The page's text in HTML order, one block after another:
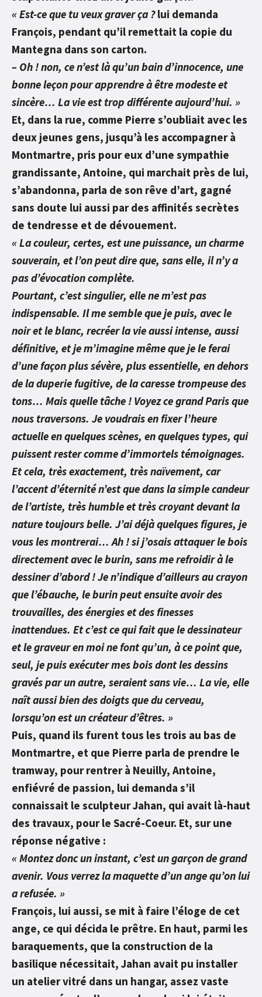
« Est-ce que tu veux graver ça ?lui demanda
François, pendant qu’il remettait la copie du
Mantegna dans son carton.
– Oh ! non, ce n’est là qu’un bain d’innocence, une
bonne leçon pour apprendre à être modeste et
sincère… La vie est trop différente aujourd’hui. »
Et, dans la rue, comme Pierre s’oubliait avec les
deux jeunes gens, jusqu’à les accompagner à
Montmartre, pris pour eux d’une sympathie
grandissante, Antoine, qui marchait près de lui,
s’abandonna, parla de son rêve d’art, gagné
sans doute lui aussi par des affinités secrètes
de tendresse et de dévouement.
« La couleur, certes, est une puissance, un charme
souverain, et l’on peut dire que, sans elle, il n’y a
pas d’évocation complète.
Pourtant, c’est singulier, elle ne m’est pas
indispensable. Il me semble que je puis, avec le
noir et le blanc, recréer la vie aussi intense, aussi
définitive, et je m’imagine même que je le ferai
d’une façon plus sévère, plus essentielle, en dehors
de la duperie fugitive, de la caresse trompeuse des
tons… Mais quelle tâche ! Voyez ce grand Paris que
nous traversons. Je voudrais en fixer l’heure
actuelle en quelques scènes, en quelques types, qui
puissent rester comme d’immortels témoignages.
Et cela, très exactement, très naïvement, car
l’accent d’éternité n’est que dans la simple candeur
de l’artiste, très humble et très croyant devant la
nature toujours belle. J’ai déjà quelques figures, je
vous les montrerai… Ah ! si j’osais attaquer le bois
directement avec le burin, sans me refroidir à le
dessiner d’abord ! Je n’indique d’ailleurs au crayon
que l’ébauche, le burin peut ensuite avoir des
trouvailles, des énergies et des finesses
inattendues. Et c’est ce qui fait que le dessinateur
et le graveur en moi ne font qu’un, à ce point que,
seul, je puis exécuter mes bois dont les dessins
gravés par un autre, seraient sans vie… La vie, elle
naît aussi bien des doigts que du cerveau,
lorsqu’on est un créateur d’êtres. »
Puis, quand ils furent tous les trois au bas de
Montmartre, et que Pierre parla de prendre le
tramway, pour rentrer à Neuilly, Antoine,
enfiévré de passion, lui demanda s’il
connaissait le sculpteur Jahan, qui avait là-haut
des travaux, pour le Sacré-Coeur. Et, sur une
réponse négative :
« Montez donc un instant, c’est un garçon de grand
avenir. Vous verrez la maquette d’un ange qu’on lui
a refusée. »
François, lui aussi, se mit à faire l’éloge de cet
ange, ce qui décida le prêtre. En haut, parmi les
baraquements, que la construction de la
basilique nécessitait, Jahan avait pu installer
un atelier vitré dans un hangar, assez vaste